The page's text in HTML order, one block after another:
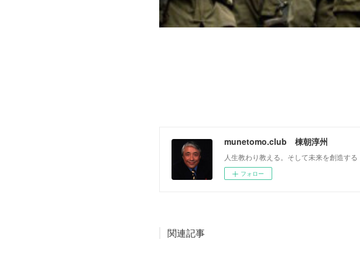
munetomo.club 棟朝淳州
人生教わり教える。そして未来を創造する
フォロー
関連記事